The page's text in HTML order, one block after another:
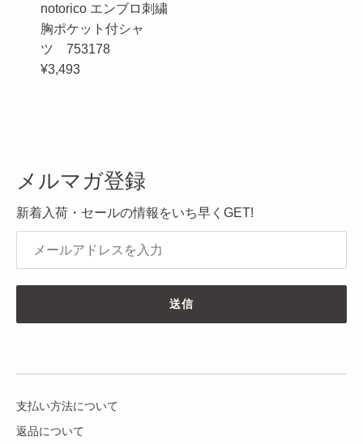
notorico エンブロ刺繍
胸ポケット付シャ
ツ 753178
¥3,493
メルマガ登録
新着入荷・セールの情報をいち早くGET!
送信
支払い方法について
返品について